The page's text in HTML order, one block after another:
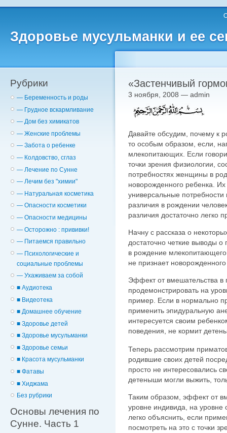
Здоровье мусульманки и ее
Рубрики
— Беременность и роды
— Грудное вскармливание
— Дом без химикатов
— Женские проблемы
— Забота о ребенке
— Колдовство, сглаз
— Лечение по Сунне
— Лечим без "химии"
— Натуральная косметика
— Опасности косметики
— Опасности медицины
— Осторожно : прививки!
— Питаемся правильно
— Психологические и
cоциальные проблемы
— Ухаживаем за собой
■ Аудиотека
■ Видеотека
■ Домашнее обучение
■ Здоровье детей
■ Здоровье мусульманки
■ Здоровье семьи
■ Красота мусульманки
■ Фатавы
■ Хиджама
Без рубрики
Основы лечения по
Сунне. Часть 1
«Застенчивый
3 ноября, 2008 — admin
Давайте обсудим, почему к
то особым образом, если,
млекопитающих. Если
точки зрения физиологии,
потребностях женщины в
новорожденного ребенка.
универсальные
различия в рождении
различия достаточно легко
Начну с рассказа о
достаточно четкие выводы о
в рождение
не признает
Эффект от вмешательства в
продемонстрировать на
пример. Если в нормально
применить эпидуральную
интересуется своим
поведения, не кормит
Теперь рассмотрим
родившие своих детей
просто не интересовались
детеныши могли выжить,
Таким образом, эффект от
уровне индивида, на уровне
легко объяснить, если
посмотреть на это с точки